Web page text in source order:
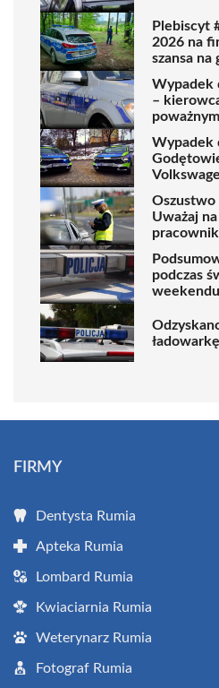
Plebiscyt
2026 na
szansa na
Wypadek
–
Wypadek
Uważaj
podczas
FIRMY
Dentysta Rumia
Apteka Rumia
Lombard Rumia
Kwiaciarnia Rumia
Weterynarz Rumia
Fotograf Rumia